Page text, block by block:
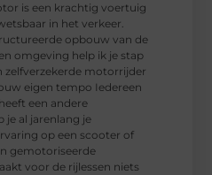
is een krachtig voertuig
in het verkeer.
opbouw van de
omgeving help ik je stap
zelfverzekerde motorrijder
eigen tempo Iedereen
een andere
je al jarenlang je
op een scooter of
gemotoriseerde
voor de rijlessen niets